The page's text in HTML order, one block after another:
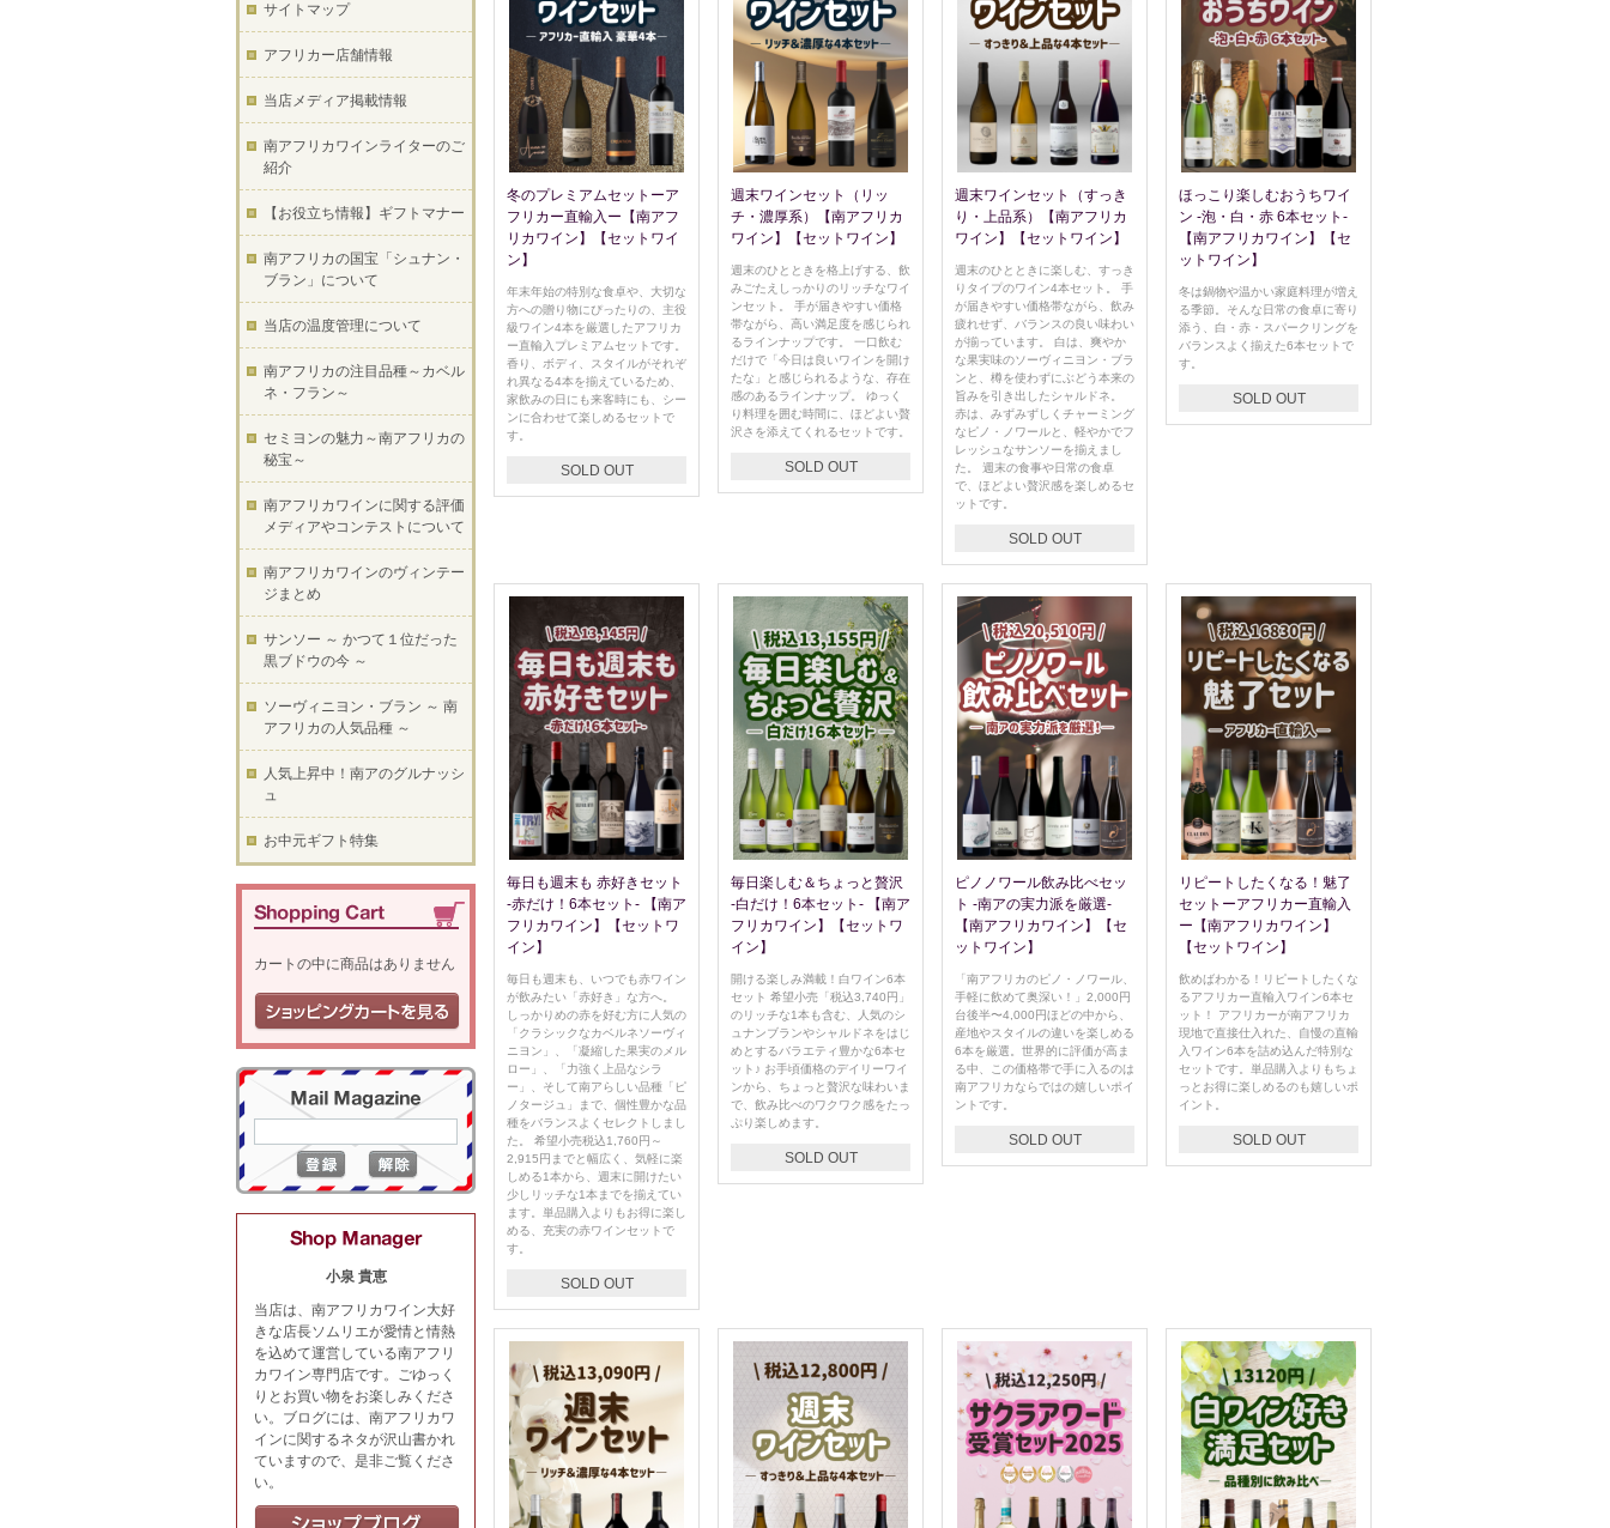
冬のプレミアムセットーア
フリカー直輸入ー【南アフ
リカワイン】【セットワイ
ン】
年末年始の特別な食卓や、大切な
方への贈り物にぴったりの、主役
級ワイン4本を厳選したアフリカ
ー直輸入プレミアムセットです。
香り、ボディ、スタイルがそれぞ
れ異なる4本を揃えているため、
家飲みの日にも来客時にも、シー
ンに合わせて楽しめるセットで
す。
SOLD OUT
週末ワインセット（リッ
チ・濃厚系）【南アフリカ
ワイン】【セットワイン】
週末のひとときを格上げする、飲
みごたえしっかりのリッチなワイ
ンセット。 手が届きやすい価格
帯ながら、高い満足度を感じられ
るラインナップです。 一口飲む
だけで「今日は良いワインを開け
たな」と感じられるような、存在
感のあるラインナップ。 ゆっく
り料理を囲む時間に、ほどよい贅
沢さを添えてくれるセットです。
SOLD OUT
週末ワインセット（すっき
り・上品系）【南アフリカ
ワイン】【セットワイン】
週末のひとときに楽しむ、すっき
りタイプのワイン4本セット。 手
が届きやすい価格帯ながら、飲み
疲れせず、バランスの良い味わい
が揃っています。 白は、爽やか
な果実味のソーヴィニヨン・ブラ
ンと、樽を使わずにぶどう本来の
旨みを引き出したシャルドネ。
赤は、みずみずしくチャーミング
なピノ・ノワールと、軽やかでフ
レッシュなサンソーを揃えまし
た。 週末の食事や日常の食卓
で、ほどよい贅沢感を楽しめるセ
ットです。
SOLD OUT
ほっこり楽しむおうちワイ
ン -泡・白・赤 6本セット-
【南アフリカワイン】【セ
ットワイン】
冬は鍋物や温かい家庭料理が増え
る季節。そんな日常の食卓に寄り
添う、白・赤・スパークリングを
バランスよく揃えた6本セットで
す。
SOLD OUT
毎日も週末も 赤好きセット
-赤だけ！6本セット- 【南ア
フリカワイン】【セットワ
イン】
毎日も週末も、いつでも赤ワイン
が飲みたい「赤好き」な方へ。
しっかりめの赤を好む方に人気の
「クラシックなカベルネソーヴィ
ニヨン」、「凝縮した果実のメル
ロー」、「力強く上品なシラ
ー」、そして南アらしい品種「ピ
ノタージュ」まで、個性豊かな品
種をバランスよくセレクトしまし
た。 希望小売税込1,760円～
2,915円までと幅広く、気軽に楽
しめる1本から、週末に開けたい
少しリッチな1本までを揃えてい
ます。単品購入よりもお得に楽し
める、充実の赤ワインセットで
す。
SOLD OUT
毎日楽しむ＆ちょっと贅沢
-白だけ！6本セット- 【南ア
フリカワイン】【セットワ
イン】
開ける楽しみ満載！白ワイン6本
セット 希望小売「税込3,740円」
のリッチな1本も含む、人気のシ
ュナンブランやシャルドネをはじ
めとするバラエティ豊かな6本セ
ット♪ お手頃価格のデイリーワイ
ンから、ちょっと贅沢な味わいま
で、飲み比べのワクワク感をたっ
ぷり楽しめます。
SOLD OUT
ピノノワール飲み比べセッ
ト -南アの実力派を厳選-
【南アフリカワイン】【セ
ットワイン】
「南アフリカのピノ・ノワール、
手軽に飲めて奥深い！」2,000円
台後半〜4,000円ほどの中から、
産地やスタイルの違いを楽しめる
6本を厳選。世界的に評価が高ま
る中、この価格帯で手に入るのは
南アフリカならではの嬉しいポイ
ントです。
SOLD OUT
リピートしたくなる！魅了
セットーアフリカー直輸入
ー【南アフリカワイン】
【セットワイン】
飲めばわかる！リピートしたくな
るアフリカー直輸入ワイン6本セ
ット！ アフリカーが南アフリカ
現地で直接仕入れた、自慢の直輸
入ワイン6本を詰め込んだ特別な
セットです。単品購入よりもちょ
っとお得に楽しめるのも嬉しいポ
イント。
SOLD OUT
サイトマップ
アフリカー店舗情報
当店メディア掲載情報
南アフリカワインライターのご
紹介
【お役立ち情報】ギフトマナー
南アフリカの国宝「シュナン・
ブラン」について
当店の温度管理について
南アフリカの注目品種～カベル
ネ・フラン～
セミヨンの魅力～南アフリカの
秘宝～
南アフリカワインに関する評価
メディアやコンテストについて
南アフリカワインのヴィンテー
ジまとめ
サンソー ～ かつて１位だった
黒ブドウの今 ～
ソーヴィニヨン・ブラン ～ 南
アフリカの人気品種 ～
人気上昇中！南アのグルナッシ
ュ
お中元ギフト特集
カートの中に商品はありません
小泉 貴恵
当店は、南アフリカワイン大好
きな店長ソムリエが愛情と情熱
を込めて運営している南アフリ
カワイン専門店です。ごゆっく
りとお買い物をお楽しみくださ
い。ブログには、南アフリカワ
インに関するネタが沢山書かれ
ていますので、是非ご覧くださ
い。